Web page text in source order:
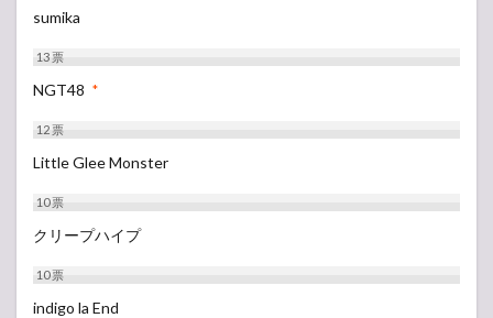
sumika
13票
NGT48 *
12票
Little Glee Monster
10票
クリープハイプ
10票
indigo la End